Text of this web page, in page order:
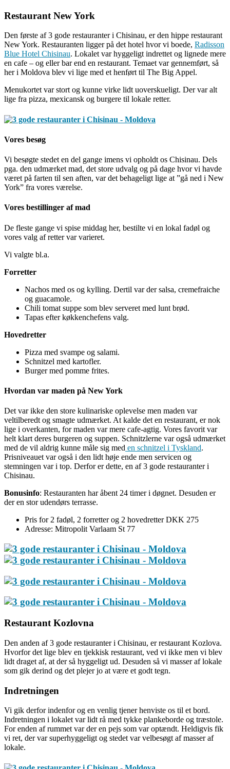
Restaurant New York
Den første af 3 gode restauranter i Chisinau, er den hippe restaurant
New York. Restauranten ligger på det hotel hvor vi boede, Radisson
Blue Hotel Chisinau. Lokalet var hyggeligt indrettet og lignede mere
en cafe – og eller bar end en restaurant. Temaet var gennemført, så
her i Moldova blev vi lige med et henført til The Big Appel.
Menukortet var stort og kunne virke lidt uoverskueligt. Der var alt
lige fra pizza, mexicansk og burgere til lokale retter.
Vores besøg
Vi besøgte stedet en del gange imens vi opholdt os Chisinau. Dels
pga. den udmærket mad, det store udvalg og på dage hvor vi havde
været på farten til sen aften, var det behageligt lige at ”gå ned i New
York” fra vores værelse.
Vores bestillinger af mad
De fleste gange vi spise middag her, bestilte vi en lokal fadøl og
vores valg af retter var varieret.
Vi valgte bl.a.
Forretter
Nachos med os og kylling. Dertil var der salsa, cremefraiche
og guacamole.
Chili tomat suppe som blev serveret med lunt brød.
Tapas efter køkkenchefens valg.
Hovedretter
Pizza med svampe og salami.
Schnitzel med kartofler.
Burger med pomme frites.
Hvordan var maden på New York
Det var ikke den store kulinariske oplevelse men maden var
veltilberedt og smagte udmærket. At kalde det en restaurant, er nok
lige i overkanten, for maden var mere cafe-agtig. Vores favorit var
helt klart deres burgeren og suppen. Schnitzlerne var også udmærket
med de vil aldrig kunne måle sig med en schnitzel i Tyskland.
Prisniveauet var også i den lidt høje ende men servicen og
stemningen var i top. Derfor er dette, en af 3 gode restauranter i
Chisinau.
Bonusinfo: Restauranten har åbent 24 timer i døgnet. Desuden er
der en stor udendørs terrasse.
Pris for 2 fadøl, 2 forretter og 2 hovedretter DKK 275
Adresse: Mitropolit Varlaam St 77
Restaurant Kozlovna
Den anden af 3 gode restauranter i Chisinau, er restaurant Kozlova.
Hvorfor det lige blev en tjekkisk restaurant, ved vi ikke men vi blev
lidt draget af, at der så hyggeligt ud. Desuden så vi masser af lokale
som gik derind og det plejer jo at være et godt tegn.
Indretningen
Vi gik derfor indenfor og en venlig tjener henviste os til et bord.
Indretningen i lokalet var lidt rå med tykke plankeborde og træstole.
For enden af rummet var der en pejs som var optændt. Heldigvis fik
vi ret, der var superhyggeligt og stedet var velbesøgt af masser af
lokale.